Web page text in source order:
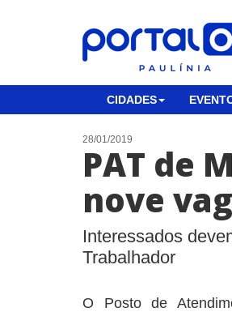
CIDADES
28/01/2019
PAT de
nove
Interessados
Trabalhador
O Posto de